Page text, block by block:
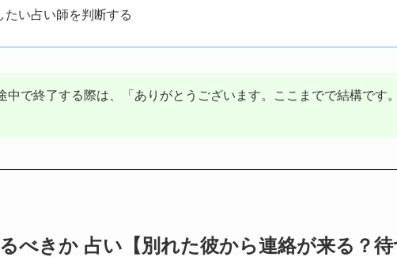
たい占い師を判断する
中で終了する際は、「ありがとうございます。ここまでで結構です
べきか 占い【別れた彼から連絡が来る？